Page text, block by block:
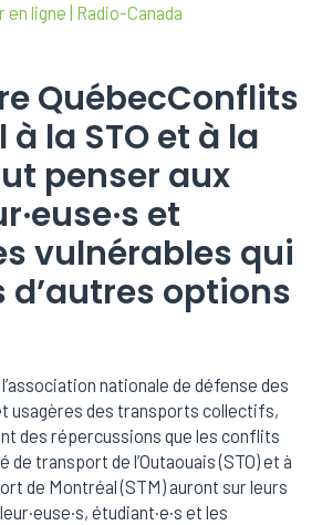
ligne | Radio-Canada
QuébecConflits
la STO et à la
penser aux
et
vulnérables qui
d’autres options
nationale de défense des
usagères des transports collectifs,
des répercussions que les conflits
de transport de l’Outaouais (STO) et à
de Montréal (STM) auront sur leurs
étudiant·e·s et les